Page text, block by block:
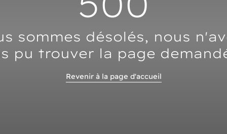
sommes désolés, nous
pu trouver la page
Revenir à la page d'accueil